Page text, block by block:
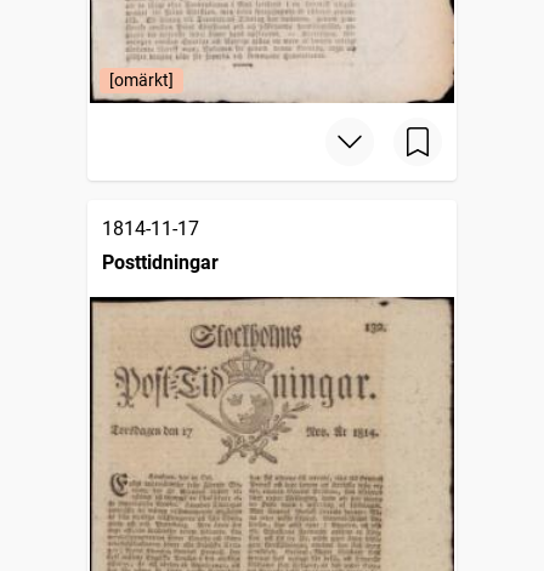
[omärkt]
1814-11-17
Posttidningar